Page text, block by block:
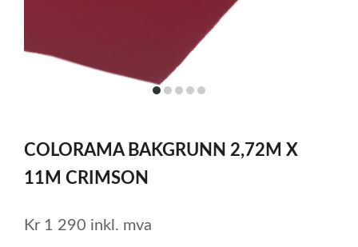
itemitemitemitemitem
of
5
COLORAMA BAKGRUNN 2,72M X
11M CRIMSON
Kr 1 290 inkl. mva